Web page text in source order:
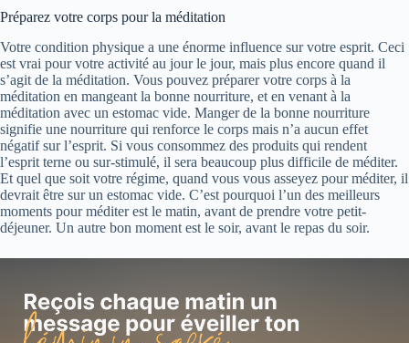
Préparez votre corps pour la méditation
Votre condition physique a une énorme influence sur votre esprit. Ceci
est vrai pour votre activité au jour le jour, mais plus encore quand il
s’agit de la méditation. Vous pouvez préparer votre corps à la
méditation en mangeant la bonne nourriture, et en venant à la
méditation avec un estomac vide. Manger de la bonne nourriture
signifie une nourriture qui renforce le corps mais n’a aucun effet
négatif sur l’esprit. Si vous consommez des produits qui rendent
l’esprit terne ou sur-stimulé, il sera beaucoup plus difficile de méditer.
Et quel que soit votre régime, quand vous vous asseyez pour méditer, il
devrait être sur un estomac vide. C’est pourquoi l’un des meilleurs
moments pour méditer est le matin, avant de prendre votre petit-
déjeuner. Un autre bon moment est le soir, avant le repas du soir.